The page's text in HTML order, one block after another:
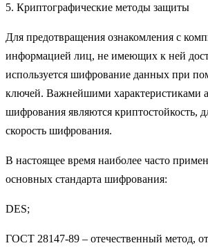
5. Криптографические методы защиты
Для предотвращения ознакомления с
информацией лиц, не имеющих к ней
используется шифрование данных при
ключей. Важнейшими характеристиками
шифрования являются криптостойкость,
скорость шифрования.
В настоящее время наиболее часто
основных стандарта шифрования:
DES;
ГОСТ 28147-89 – отечественный метод,